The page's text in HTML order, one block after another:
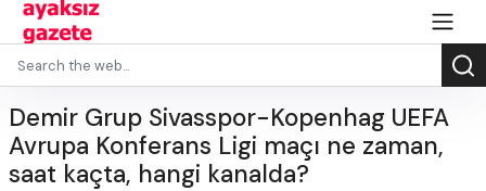
Demir Grup Sivasspor-Kopenhag UEFA
Avrupa Konferans Ligi maçı ne zaman,
saat kaçta, hangi kanalda?